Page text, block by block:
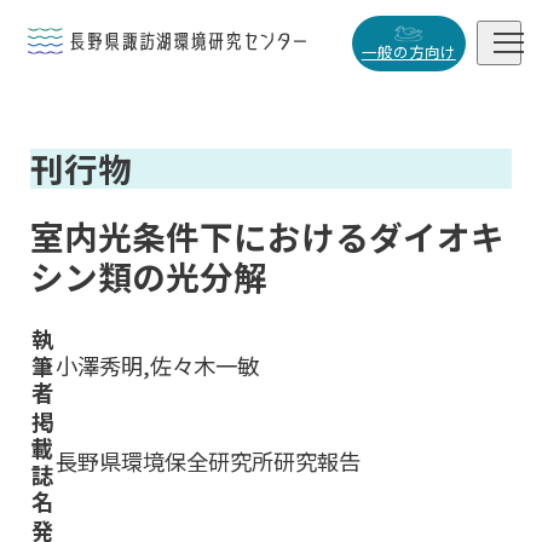


研究活動

データベース

一般の方向け 
刊行物
室内光条件下におけるダイオキ
シン類の光分解
執
筆
者
小澤秀明,佐々木一敏
掲
載
誌
名
長野県環境保全研究所研究報告
発